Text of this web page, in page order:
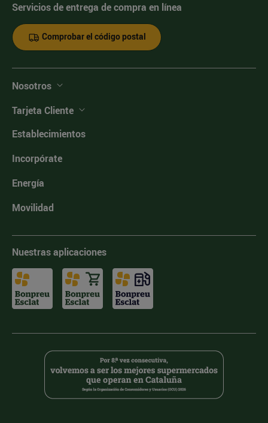
Servicios de entrega de compra en línea
Comprobar el código postal
Nosotros
Tarjeta Cliente
Establecimientos
Incorpórate
Energía
Movilidad
Nuestras aplicaciones